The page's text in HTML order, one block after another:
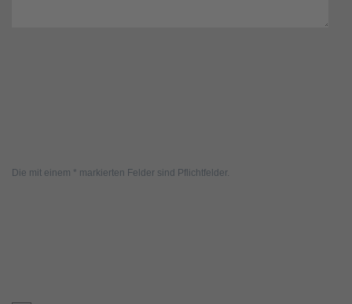
Die mit einem * markierten Felder sind Pflichtfelder.